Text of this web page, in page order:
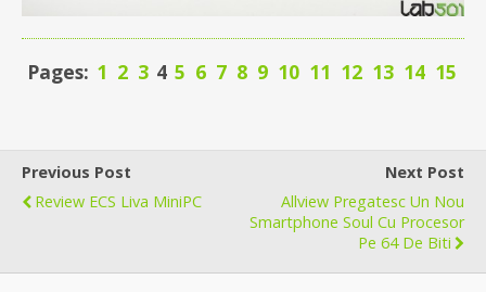
Pages: 1 2 3 4 5 6 7 8 9 10 11 12 13 14 15
Previous Post
Review ECS Liva MiniPC
Next Post
Allview Pregatesc Un Nou
Smartphone Soul Cu Procesor
Pe 64 De Biti